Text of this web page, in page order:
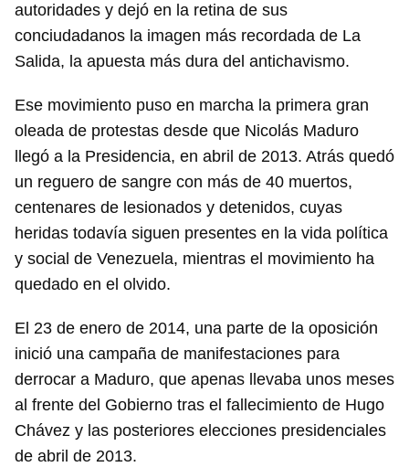
autoridades y dejó en la retina de sus
conciudadanos la imagen más recordada de La
Salida, la apuesta más dura del antichavismo.
Ese movimiento puso en marcha la primera gran
oleada de protestas desde que Nicolás Maduro
llegó a la Presidencia, en abril de 2013. Atrás quedó
un reguero de sangre con más de 40 muertos,
centenares de lesionados y detenidos, cuyas
heridas todavía siguen presentes en la vida política
y social de Venezuela, mientras el movimiento ha
quedado en el olvido.
El 23 de enero de 2014, una parte de la oposición
inició una campaña de manifestaciones para
derrocar a Maduro, que apenas llevaba unos meses
al frente del Gobierno tras el fallecimiento de Hugo
Chávez y las posteriores elecciones presidenciales
de abril de 2013.